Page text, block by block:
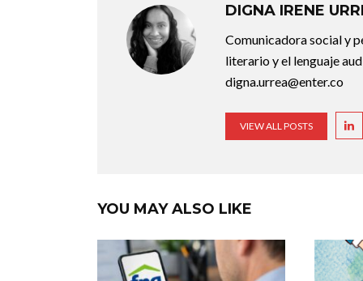
DIGNA IRENE
Comunicadora social y
literario y el lenguaje
digna.urrea@enter.co
VIEW ALL POSTS
YOU MAY ALSO LIKE